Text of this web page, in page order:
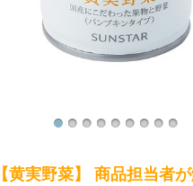
【黄実野菜】 商品担当者が